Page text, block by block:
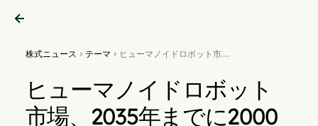

株式ニュース  テーマ  ヒューマノイドロボット市
ヒューマノイドロボット
市場、2035年までに2000